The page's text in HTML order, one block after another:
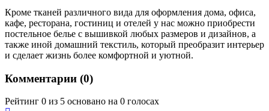
Кроме тканей различного вида для оформления дома, офиса,
кафе, ресторана, гостиниц и отелей у нас можно приобрести
постельное белье с вышивкой любых размеров и дизайнов, а
также иной домашний текстиль, который преобразит интерьер
и сделает жизнь более комфортной и уютной.
Комментарии (0)
Рейтинг 0 из 5 основано на 0 голосах